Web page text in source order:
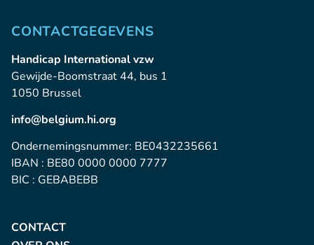
CONTACTGEGEVENS
Handicap International vzw
Gewijde-Boomstraat 44, bus 1
1050 Brussel
info@belgium.hi.org
Ondernemingsnummer: BE0432235661
IBAN : BE80 0000 0000 7777
BIC : GEBABEBB
CONTACT